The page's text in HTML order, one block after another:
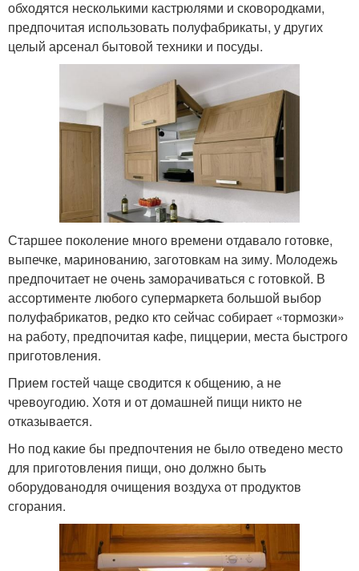
обходятся несколькими кастрюлями и сковородками,
предпочитая использовать полуфабрикаты, у других
целый арсенал бытовой техники и посуды.
Старшее поколение много времени отдавало готовке,
выпечке, маринованию, заготовкам на зиму. Молодежь
предпочитает не очень заморачиваться с готовкой. В
ассортименте любого супермаркета большой выбор
полуфабрикатов, редко кто сейчас собирает «тормозки»
на работу, предпочитая кафе, пиццерии, места быстрого
приготовления.
Прием гостей чаще сводится к общению, а не
чревоугодию. Хотя и от домашней пищи никто не
отказывается.
Но под какие бы предпочтения не было отведено место
для приготовления пищи, оно должно быть
оборудованодля очищения воздуха от продуктов
сгорания.